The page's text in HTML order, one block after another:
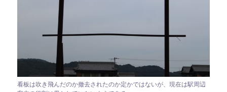
看板は吹き飛んだのか撤去されたのか定かではないが、現在は駅周辺